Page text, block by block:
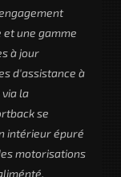
une gamme
à jour
d'assistance à
la
se
intérieur épuré
motorisations